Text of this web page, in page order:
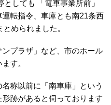
しても 「電車事業所前」
転指令、車庫とも南21条西
められました。
プラザ」など、市のホール
す。
称以前に「南車庫」という
跡があると伺っております